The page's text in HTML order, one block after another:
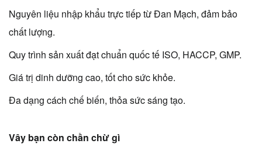
Nguyên liệu nhập khẩu trực tiếp từ Đan Mạch, đảm bảo
chất lượng.
Quy trình sản xuất đạt chuẩn quốc tế ISO, HACCP, GMP.
Giá trị dinh dưỡng cao, tốt cho sức khỏe.
Đa dạng cách chế biến, thỏa sức sáng tạo.
Vây bạn còn chần chừ gì